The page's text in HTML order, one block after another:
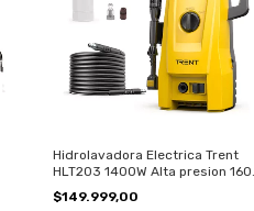
Hidrolavadora Electrica Trent
HLT203 1400W Alta presion 1600
$149.999,00